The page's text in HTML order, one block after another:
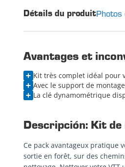
Détails du produitPhotos
Avantages et
Kit très complet idéal pour
Avec le support de
La clé dynamométrique
Descripción: Kit
Ce pack avantageux pratique
sortie en forêt, sur des